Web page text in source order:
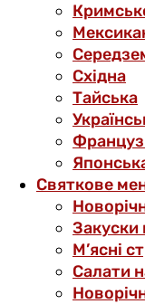
Східна
Тайська
Святкове
Закуски
М’ясні
Салати